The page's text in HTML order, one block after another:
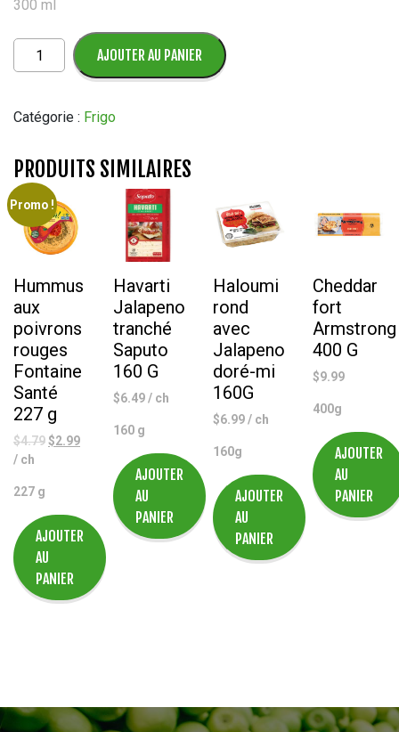
300 ml
quantité
de
Alfredo
Mio
300
ML
AJOUTER AU PANIER
Catégorie : Frigo
PRODUITS SIMILAIRES
Promo !
Hummus
aux
poivrons
rouges
Fontaine
Santé
227 g
$4.79Le
$4.79.
$2.99Le
$2.99.
/ ch
227 g
AJOUTER
AU
PANIER
Havarti
Jalapeno
tranché
Saputo
160 G
$6.49/ ch
160 g
AJOUTER
AU
PANIER
Haloumi
rond
avec
Jalapeno
doré-mi
160G
$6.99/ ch
160g
AJOUTER
AU
PANIER
Cheddar
fort
Armstrong
400 G
$9.99
400g
AJOUTER
AU
PANIER